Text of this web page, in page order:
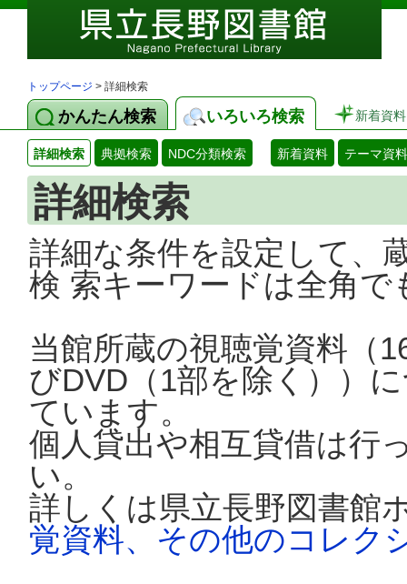
トップページ > 詳細検索
かんたん検索 いろいろ検索 新着資料
詳細検索 典拠検索 NDC分類検索 新着資料 テーマ資料
詳細検索
詳細な条件を設定して、
検 索キーワードは全角
当館所蔵の視聴覚資料（
びDVD（1部を除く））
ています。
個人貸出や相互貸借は行
い。
詳しくは県立長野図書館
覚資料、その他のコレク